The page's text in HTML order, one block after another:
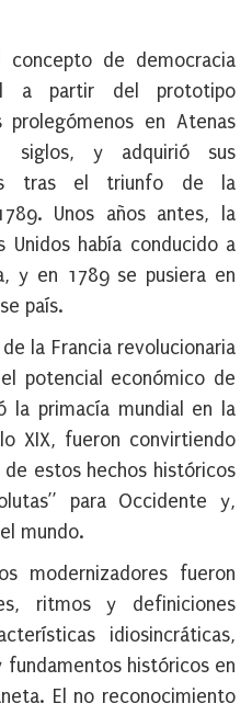
de democracia
a partir del prototipo
en Atenas
siglos, y adquirió sus
tras el triunfo de la
Unos años antes, la
Unidos había conducido a
y en 1789 se pusiera en
país.
la Francia revolucionaria
potencial económico de
la primacía mundial en la
XIX, fueron convirtiendo
de estos hechos históricos
para Occidente y,
mundo.
modernizadores fueron
ritmos y definiciones
idiosincráticas,
históricos en
El no reconocimiento